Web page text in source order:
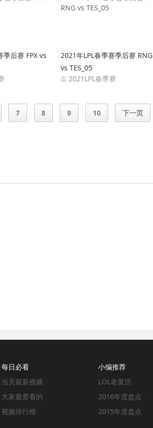
季后赛 FPX vs
2021年LPL春季赛季后赛 RNG
vs TES_05
2021LPL春季赛
7 8 9 10 下一页
每日必看
当天最新视频
大家最爱看的
视频排行榜
小编推荐
LOL老黄历
2016年度盘点
2015年度盘点